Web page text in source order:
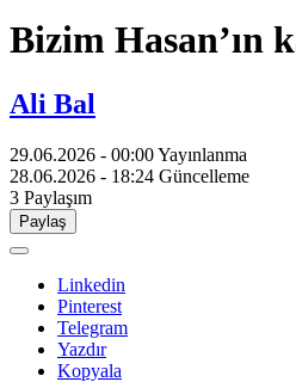
Bizim Hasan’ın
Ali Bal
29.06.2026 - 00:00Yayınlanma
28.06.2026 - 18:24 Güncelleme
3 Paylaşım
Paylaş
Linkedin
Pinterest
Telegram
Yazdır
Kopyala